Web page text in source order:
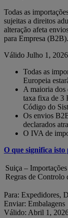
Todas as
sujeitas a direitos
alteração afeta
para Empresa (B2B).
Válido Julho 1,
Todas as
Europeia
A maioria dos
taxa fixa de 3
Código do
Os envios
declarados
O IVA de
O que significa isto
Suiça – Importações
Regras de Controlo
Para: Expedidores,
Enviar: Embalagens
Válido: Abril 1,